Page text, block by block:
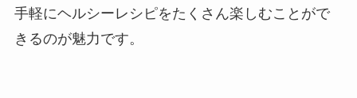
手軽にヘルシーレシピをたくさん楽しむことがで
きるのが魅力です。